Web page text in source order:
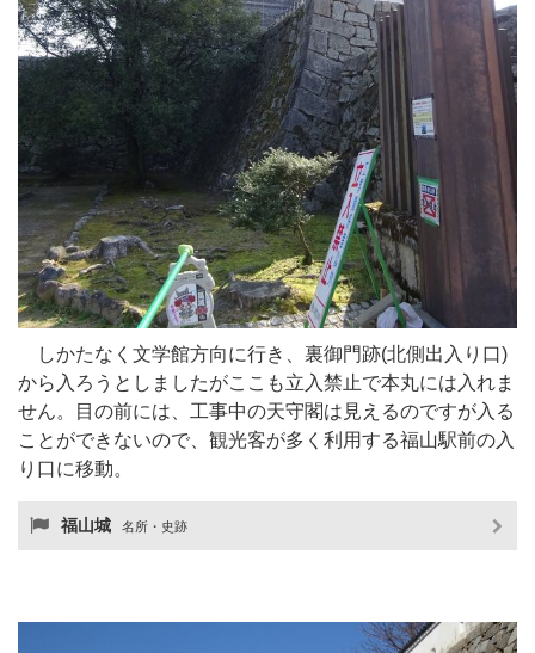
しかたなく文学館方向に行き、裏御門跡(北側出入り口)
から入ろうとしましたがここも立入禁止で本丸には入れま
せん。目の前には、工事中の天守閣は見えるのですが入る
ことができないので、観光客が多く利用する福山駅前の入
り口に移動。
福山城 名所・史跡